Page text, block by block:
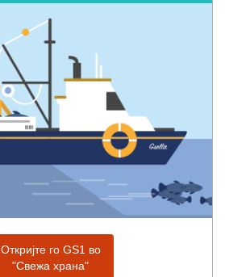
Откријте го GS1 во
"Свежа храна"